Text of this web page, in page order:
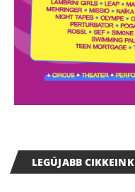
LEGÚJABB CIKKEINK